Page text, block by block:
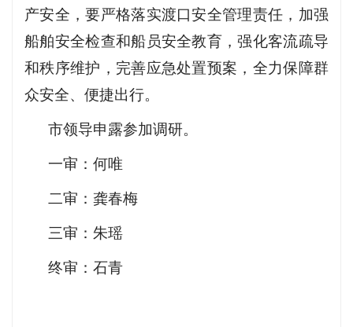
产安全，要严格落实渡口安全管理责任，加强
船舶安全检查和船员安全教育，强化客流疏导
和秩序维护，完善应急处置预案，全力保障群
众安全、便捷出行。
市领导申露参加调研。
一审：何唯
二审：龚春梅
三审：朱瑶
终审：石青